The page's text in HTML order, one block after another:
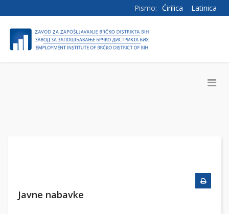
Pismo: Ćirilica Latinica
Javne nabavke